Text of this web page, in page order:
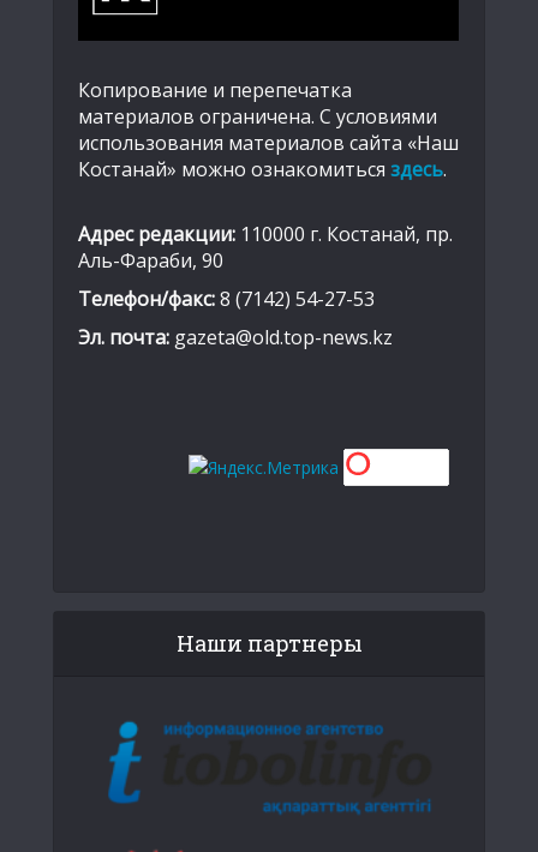
Копирование и перепечатка
материалов ограничена. С условиями
использования материалов сайта «Наш
Костанай» можно ознакомиться здесь.
Адрес редакции: 110000 г. Костанай, пр.
Аль-Фараби, 90
Телефон/факс:8 (7142) 54-27-53
Эл. почта: gazeta@old.top-news.kz
Наши партнеры